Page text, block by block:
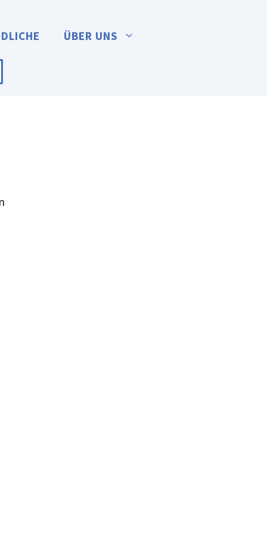
ÜBER UNS